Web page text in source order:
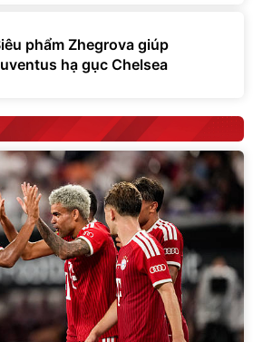
phẩm Zhegrova giúp
hạ gục Chelsea